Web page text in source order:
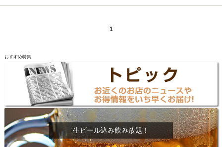
1
おすすめ特集
生ビール込み飲み放題！